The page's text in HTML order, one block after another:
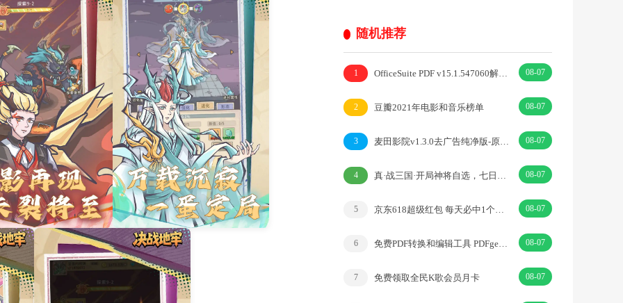
随机推荐
1 OfficeSuite PDF v15.1.547060解锁vip高级版 08-07
2 豆瓣2021年电影和音乐榜单 08-07
3 麦田影院v1.3.0去广告纯净版-原影视工场-免费影视 08-07
4 真·战三国·开局神将自选，七日抢三倍648！·|卡牌·三国 08-07
5 京东618超级红包 每天必中1个超级现金红包 最高24618元 08-07
6 免费PDF转换和编辑工具 PDFgear v2.1.10 08-07
7 免费领取全民K歌会员月卡 08-07